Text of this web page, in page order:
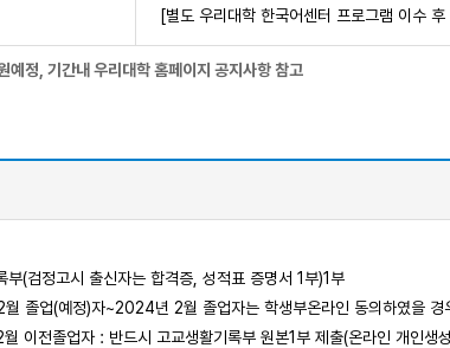
[별도 우리대학 한국어센터 프로그램 이수
정, 기간내 우리대학 홈페이지 공지사항 참고
부(검정고시 출신자는 합격증, 성적표 증명서 1부)1부
졸업(예정)자~2024년 2월 졸업자는 학생부온라인 동의하였을 경
이전졸업자 : 반드시 고교생활기록부 원본1부 제출(온라인 개인생